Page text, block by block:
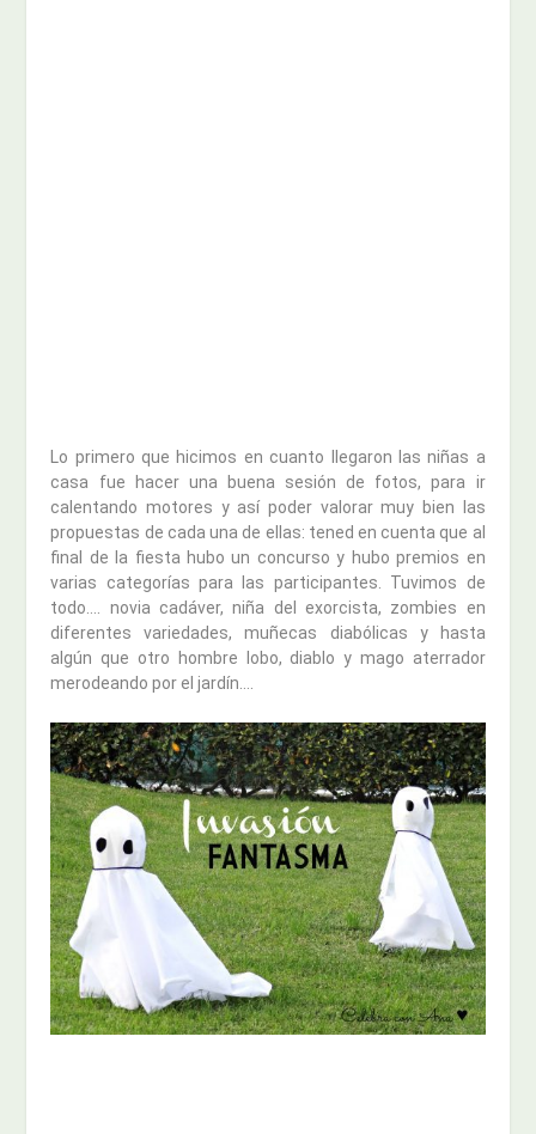
Lo primero que hicimos en cuanto llegaron las niñas a
casa fue hacer una buena sesión de fotos, para ir
calentando motores y así poder valorar muy bien las
propuestas de cada una de ellas: tened en cuenta que al
final de la fiesta hubo un concurso y hubo premios en
varias categorías para las participantes. Tuvimos de
todo…. novia cadáver, niña del exorcista, zombies en
diferentes variedades, muñecas diabólicas y hasta
algún que otro hombre lobo, diablo y mago aterrador
merodeando por el jardín….